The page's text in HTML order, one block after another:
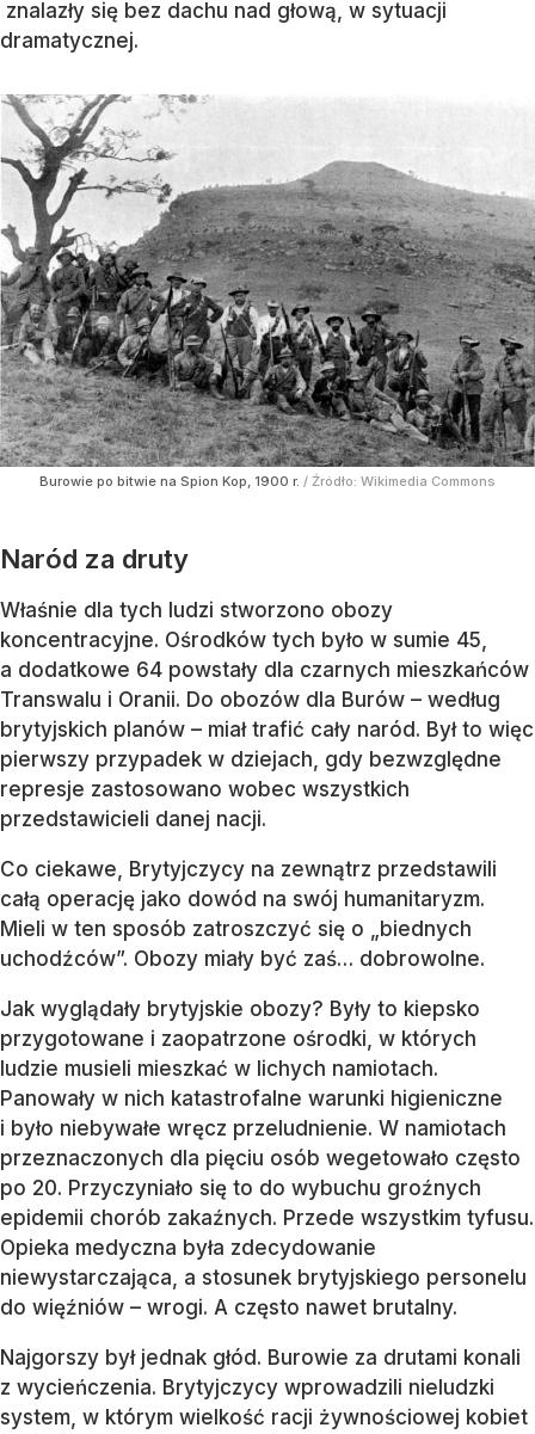
znalazły się bez dachu nad głową, w sytuacji
dramatycznej.
Burowie po bitwie na Spion Kop, 1900 r. / Źródło: Wikimedia Commons
Naród za druty
Właśnie dla tych ludzi stworzono obozy
koncentracyjne. Ośrodków tych było w sumie 45,
a dodatkowe 64 powstały dla czarnych mieszkańców
Transwalu i Oranii. Do obozów dla Burów – według
brytyjskich planów – miał trafić cały naród. Był to więc
pierwszy przypadek w dziejach, gdy bezwzględne
represje zastosowano wobec wszystkich
przedstawicieli danej nacji.
Co ciekawe, Brytyjczycy na zewnątrz przedstawili
całą operację jako dowód na swój humanitaryzm.
Mieli w ten sposób zatroszczyć się o „biednych
uchodźców”. Obozy miały być zaś… dobrowolne.
Jak wyglądały brytyjskie obozy? Były to kiepsko
przygotowane i zaopatrzone ośrodki, w których
ludzie musieli mieszkać w lichych namiotach.
Panowały w nich katastrofalne warunki higieniczne
i było niebywałe wręcz przeludnienie. W namiotach
przeznaczonych dla pięciu osób wegetowało często
po 20. Przyczyniało się to do wybuchu groźnych
epidemii chorób zakaźnych. Przede wszystkim tyfusu.
Opieka medyczna była zdecydowanie
niewystarczająca, a stosunek brytyjskiego personelu
do więźniów – wrogi. A często nawet brutalny.
Najgorszy był jednak głód. Burowie za drutami konali
z wycieńczenia. Brytyjczycy wprowadzili nieludzki
system, w którym wielkość racji żywnościowej kobiet